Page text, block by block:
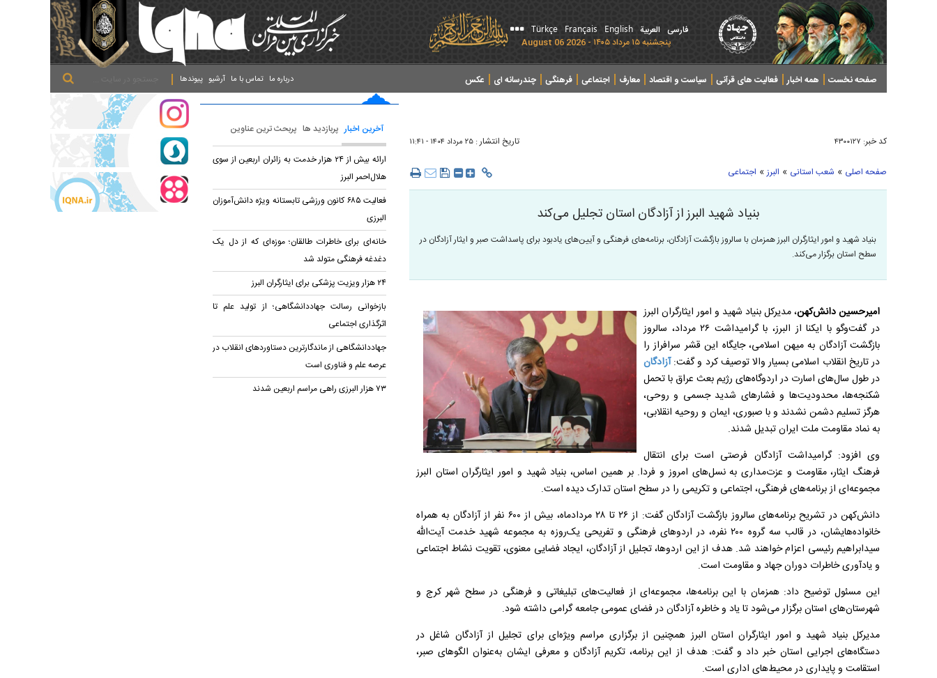
فارسی العربیة English
Français
Türkçe
پنجشنبه ۱۵ مرداد ۱۴۰۵ - 2026 August 06
صفحه نخست همه اخبار فعالیت های قرآنی سیاست و اقتصاد معارف اجتماعی فرهنگی چندرسانه ای عکس پیوندها آرشیو تماس با ما درباره ما
کد خبر: ۴۳۰۰۱۲۷ تاریخ انتشار : ۲۵ مرداد ۱۴۰۴ - ۱۱:۴۱
صفحه اصلی » شعب استانی » البرز» اجتماعی
بنیاد شهید البرز از آزادگان استان تجلیل می‌کند
بنیاد شهید و امور ایثارگران البرز همزمان با سالروز بازگشت آزادگان، برنامه‌های فرهنگی و آیین‌های یادبود برای پاسداشت صبر و ایثار آزادگان در
سطح استان برگزار می‌کند.
امیرحسین دانش‌کهن، مدیرکل بنیاد شهید و امور ایثارگران البرز
در گفت‌وگو با ایکنا از البرز، با گرامیداشت ۲۶ مرداد، سالروز
بازگشت آزادگان به میهن اسلامی، جایگاه این قشر سرافراز را
در تاریخ انقلاب اسلامی بسیار والا توصیف کرد و گفت:آزادگان
در طول سال‌های اسارت در اردوگاه‌های رژیم بعث عراق با تحمل
شکنجه‌ها، محدودیت‌ها و فشارهای شدید جسمی و روحی،
هرگز تسلیم دشمن نشدند و با صبوری، ایمان و روحیه انقلابی،
به نماد مقاومت ملت ایران تبدیل شدند.
وی افزود: گرامیداشت آزادگان فرصتی است برای انتقال
فرهنگ ایثار، مقاومت و عزت‌مداری به نسل‌های امروز و فردا. بر همین اساس، بنیاد شهید و امور ایثارگران استان البرز
مجموعه‌ای از برنامه‌های فرهنگی، اجتماعی و تکریمی را در سطح استان تدارک دیده است.
دانش‌کهن در تشریح برنامه‌های سالروز بازگشت آزادگان گفت: از ۲۶ تا ۲۸ مردادماه، بیش از ۶۰۰ نفر از آزادگان به همراه
خانواده‌هایشان، در قالب سه گروه ۲۰۰ نفره، در اردوهای فرهنگی و تفریحی یک‌روزه به مجموعه شهید خدمت آیت‌الله
سیدابراهیم رئیسی اعزام خواهند شد. هدف از این اردوها، تجلیل از آزادگان، ایجاد فضایی معنوی، تقویت نشاط اجتماعی
و یادآوری خاطرات دوران جهاد و مقاومت است.
این مسئول توضیح داد: همزمان با این برنامه‌ها، مجموعه‌ای از فعالیت‌های تبلیغاتی و فرهنگی در سطح شهر کرج و
شهرستان‌های استان برگزار می‌شود تا یاد و خاطره آزادگان در فضای عمومی جامعه گرامی داشته شود.
مدیرکل بنیاد شهید و امور ایثارگران استان البرز همچنین از برگزاری مراسم ویژه‌ای برای تجلیل از آزادگان شاغل در
دستگاه‌های اجرایی استان خبر داد و گفت: هدف از این برنامه، تکریم آزادگان و معرفی ایشان به‌عنوان الگوهای صبر،
استقامت و پایداری در محیط‌های اداری است.
آخرین اخبار پربازدید ها پربحث ترین عناوین
ارائه بیش از ۲۴ هزار خدمت به زائران اربعین از سوی
هلال‌احمر البرز
فعالیت ۶۸۵ کانون ورزشی تابستانه ویژه دانش‌آموزان
البرزی
خانه‌ای برای خاطرات طالقان؛ موزه‌ای که از دل یک
دغدغه فرهنگی متولد شد
۲۴ هزار ویزیت پزشکی برای ایثارگران البرز
بازخوانی رسالت جهاددانشگاهی؛ از تولید علم تا
اثرگذاری اجتماعی
جهاددانشگاهی از ماندگارترین دستاوردهای انقلاب در
عرصه علم و فناوری است
۷۳ هزار البرزی راهی مراسم اربعین شدند